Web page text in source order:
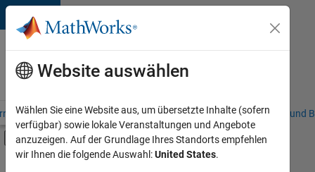
Weiter zum Inhalt
Karriere
bei
MathWorks
– Übersicht Stellensuche Niederlassungen Studierende und
Umschaltung für Off-Canvas-
Hauptinhalt
Website auswählen
Wählen Sie eine Website aus, um übersetzte Inhalte (sofern
verfügbar) sowie lokale Veranstaltungen und Angebote
anzuzeigen. Auf der Grundlage Ihres Standorts empfehlen
wir Ihnen die folgende Auswahl:United States.